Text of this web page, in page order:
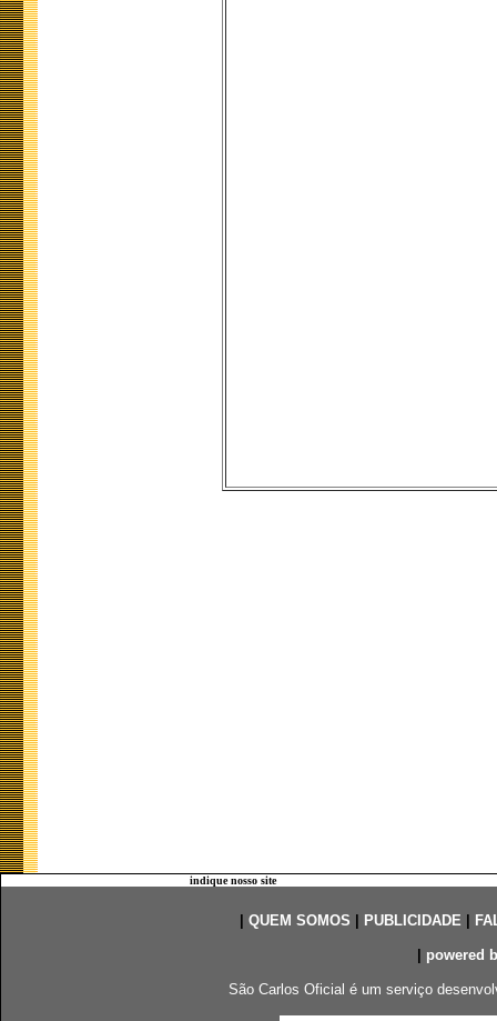
indique nosso site
QUEM SOMOS PUBLICIDADE|
powered
São Carlos Oficial é um serviço